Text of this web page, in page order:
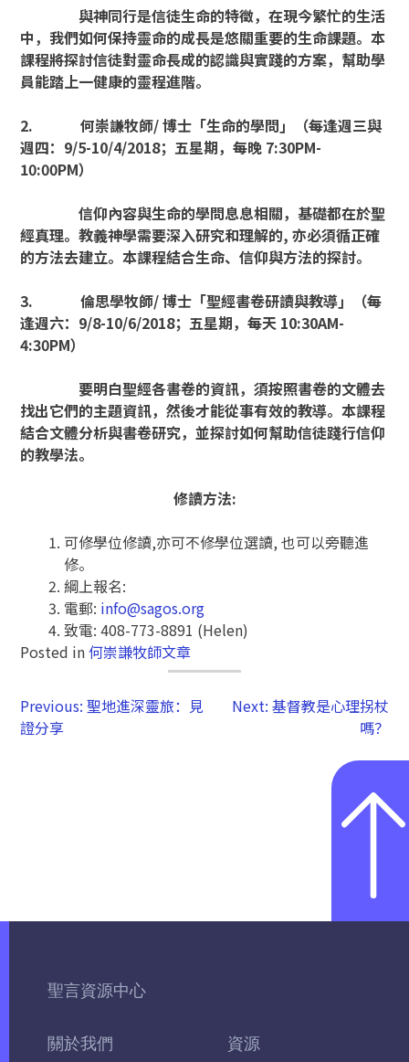
與神同行是信徒生命的特徵，在現今繁忙的生活
中，我們如何保持靈命的成長是悠關重要的生命課題。本
課程將探討信徒對靈命長成的認識與實踐的方案，幫助學
員能踏上一健康的靈程進階。
2.何崇謙牧師/博士「生命的學問」（每逢週三與
週四： 9/5-10/4/2018；五星期，每晚 7:30PM-
10:00PM）
信仰內容與生命的學問息息相關，基礎都在於聖
經真理。教義神學需要深入研究和理解的,亦必須循正確
的方法去建立。本課程結合生命、信仰與方法的探討。
3.倫思學牧師/博士「聖經書卷研讀與教導」（每
逢週六： 9/8-10/6/2018；五星期，每天 10:30AM-
4:30PM）
要明白聖經各書卷的資訊，須按照書卷的文體去
找出它們的主題資訊，然後才能從事有效的教導。本課程
結合文體分析與書卷研究，並探討如何幫助信徒踐行信仰
的教學法。
修讀方法:
可修學位修讀,亦可不修學位選讀, 也可以旁聽進
修。
綱上報名:
電郵: info@sagos.org
致電: 408-773-8891 (Helen)
Posted in 何崇謙牧師文章
Previous: 聖地進深靈旅：見
證分享
Next: 基督教是心理拐杖
嗎？
聖言資源中心
關於我們 資源